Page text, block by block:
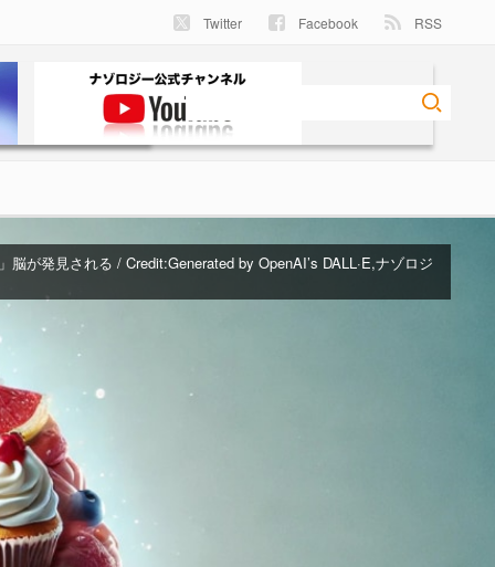
Twitter Facebook RSS
脳が発見される / Credit:Generated by OpenAI’s DALL·E,ナゾロジ